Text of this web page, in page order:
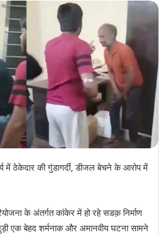
में ठेकेदार की गुंडागर्दी, डीजल बेचने के आरोप में
के अंतर्गत कांकेर में हो रहे सडक़ निर्माण
एक बेहद शर्मनाक और अमानवीय घटना सामने